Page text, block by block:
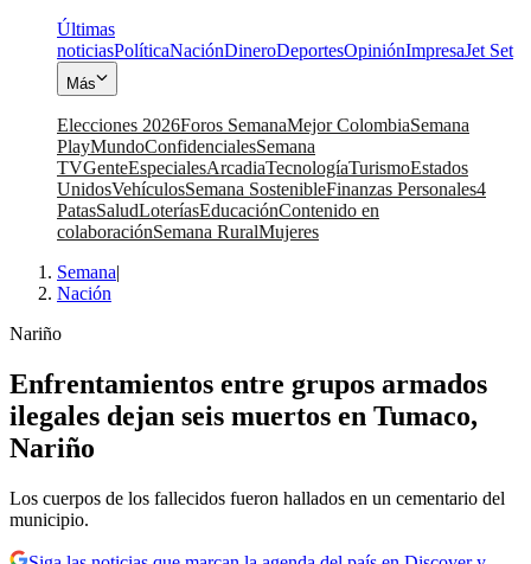
Últimas
noticiasPolíticaNaciónDineroDeportesOpiniónImpresaJet Set
Más
Elecciones 2026Foros SemanaMejor ColombiaSemana
PlayMundoConfidencialesSemana
TVGenteEspecialesArcadiaTecnologíaTurismoEstados
UnidosVehículosSemana SostenibleFinanzas Personales4
PatasSaludLoteríasEducaciónContenido en
colaboraciónSemana RuralMujeres
Semana|
Nación
Nariño
Enfrentamientos entre grupos armados
ilegales dejan seis muertos en Tumaco,
Nariño
Los cuerpos de los fallecidos fueron hallados en un cementario del
municipio.